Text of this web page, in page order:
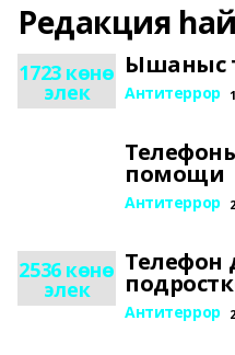
Редакция
1723 көнө
элек
Ышаныс
Антитеррор
помощи
Антитеррор
2536 көнө
элек
Телефон
Антитеррор